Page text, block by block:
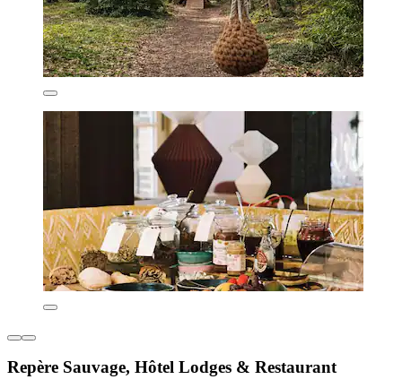
Repère Sauvage, Hôtel Lodges & Restaurant